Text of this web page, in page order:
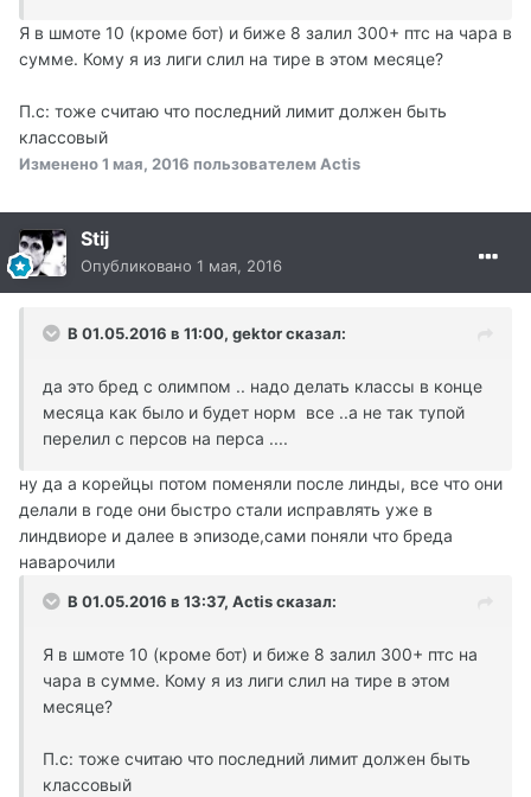
Я в шмоте 10 (кроме бот) и биже 8 залил 300+ птс на чара в
сумме. Кому я из лиги слил на тире в этом месяце?
П.с: тоже считаю что последний лимит должен быть
классовый
Изменено1 мая, 2016 пользователем Actis
Stij
Опубликовано 1 мая, 2016
В 01.05.2016 в 11:00, gektor сказал:
да это бред с олимпом .. надо делать классы в конце
месяца как было и будет норм все ..а не так тупой
перелил с персов на перса ....
ну да а корейцы потом поменяли после линды, все что они
делали в годе они быстро стали исправлять уже в
линдвиоре и далее в эпизоде,сами поняли что бреда
наварочили
В 01.05.2016 в 13:37, Actis сказал:
Я в шмоте 10 (кроме бот) и биже 8 залил 300+ птс на
чара в сумме. Кому я из лиги слил на тире в этом
месяце?
П.с: тоже считаю что последний лимит должен быть
классовый